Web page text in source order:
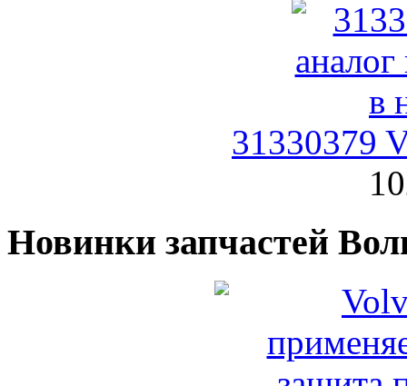
31330379
Новинки запчастей